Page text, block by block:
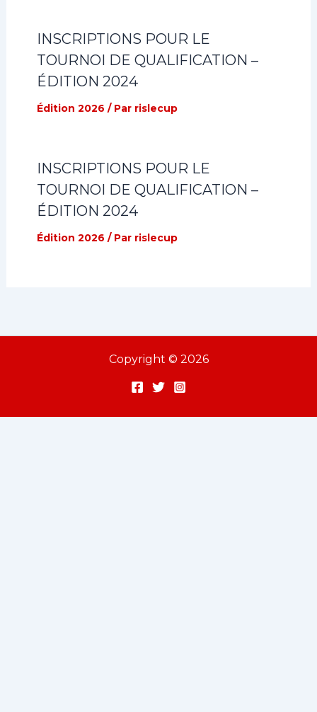
INSCRIPTIONS POUR LE
TOURNOI DE QUALIFICATION –
ÉDITION 2024
Édition 2026 / Par rislecup
INSCRIPTIONS POUR LE
TOURNOI DE QUALIFICATION –
ÉDITION 2024
Édition 2026 / Par rislecup
Copyright © 2026